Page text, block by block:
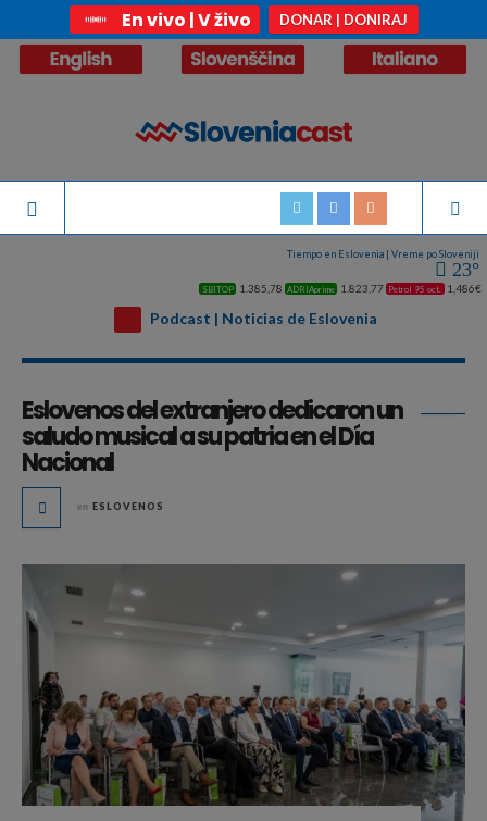
En vivo | V živo DONAR | DONIRAJ
Tiempo en Eslovenia | Vreme po Sloveniji
23°
SBITOP 1.385,78 ADRIAprime 1.823,77 Petrol 95 oct. 1,486€
Podcast | Noticias de Eslovenia
Eslovenos del extranjero dedicaron un
saludo musical a su patria en el Día
Nacional
en ESLOVENOS